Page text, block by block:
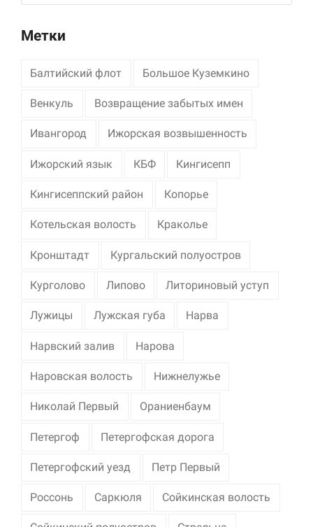
Метки
Балтийский флот Большое Куземкино
Венкуль Возвращение забытых имен
Ивангород Ижорская возвышенность
Ижорский язык КБФ Кингисепп
Кингисеппский район Копорье
Котельская волость Краколье
Кронштадт Кургальский полуостров
Курголово Липово Литориновый уступ
Лужицы Лужская губа Нарва
Нарвский залив Нарова
Наровская волость Нижнелужье
Николай Первый Ораниенбаум
Петергоф Петергофская дорога
Петергофский уезд Петр Первый
Россонь Саркюля Сойкинская волость